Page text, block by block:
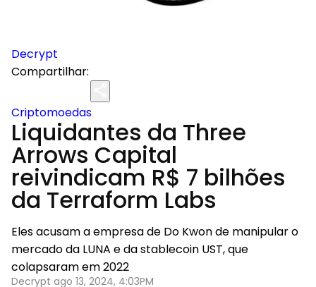
Decrypt
Compartilhar:
Criptomoedas
Liquidantes da Three
Arrows Capital
reivindicam R$ 7 bilhões
da Terraform Labs
Eles acusam a empresa de Do Kwon de manipular o
mercado da LUNA e da stablecoin UST, que
colapsaram em 2022
Decrypt ago 13, 2024, 4:03PM